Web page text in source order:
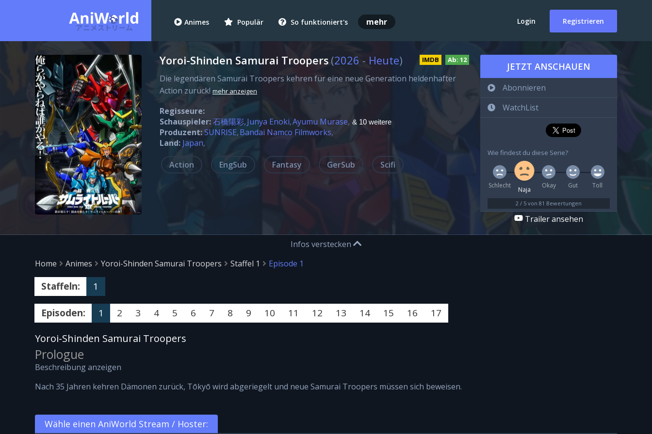
Animes Populär So funktioniert's mehr Login Registrieren
Yoroi-Shinden Samurai Troopers (2026 - Heute) Ab: 12
IMDB
Die legendären Samurai Troopers kehren für eine neue Generation heldenhafter
Action zurück! mehr anzeigen
Regisseure:
Schauspieler:石橋陽彩 Junya Enoki Ayumu Murase & 10 weitere
Produzent:SUNRISE Bandai Namco Filmworks
Land: Japan
Action EngSub Fantasy GerSub Scifi
JETZT ANSCHAUEN
Abonnieren
WatchList
Wie findest du diese Serie?
Schlecht
Naja
Okay Gut Toll
2 / 5 von 81 Bewertungen
Trailer ansehen
Infos verstecken
Home
Animes Yoroi-Shinden Samurai Troopers Staffel 1 Episode 1
Staffeln: 1
Episoden: 1 2 3 4 5 6 7 8 9 10 11 12 13 14 15 16 17
Yoroi-Shinden Samurai Troopers
Prologue
Beschreibung anzeigen
Nach 35 Jahren kehren Dämonen zurück, Tōkyō wird abgeriegelt und neue Samurai Troopers müssen sich beweisen.
Wähle einen AniWorld Stream / Hoster: